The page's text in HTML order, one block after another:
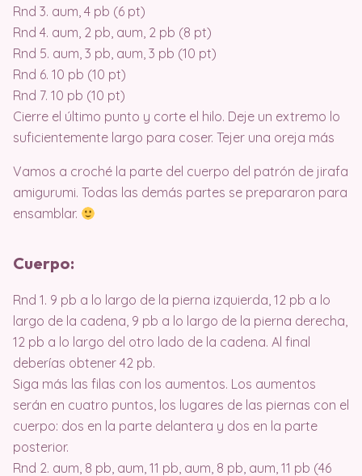
Rnd 3. aum, 4 pb (6 pt)
Rnd 4. aum, 2 pb, aum, 2 pb (8 pt)
Rnd 5. aum, 3 pb, aum, 3 pb (10 pt)
Rnd 6. 10 pb (10 pt)
Rnd 7. 10 pb (10 pt)
Cierre el último punto y corte el hilo. Deje un extremo lo
suficientemente largo para coser. Tejer una oreja más
Vamos a croché la parte del cuerpo del patrón de jirafa
amigurumi. Todas las demás partes se prepararon para
ensamblar.
Cuerpo:
Rnd 1. 9 pb a lo largo de la pierna izquierda, 12 pb a lo
largo de la cadena, 9 pb a lo largo de la pierna derecha,
12 pb a lo largo del otro lado de la cadena. Al final
deberías obtener 42 pb.
Siga más las filas con los aumentos. Los aumentos
serán en cuatro puntos, los lugares de las piernas con el
cuerpo: dos en la parte delantera y dos en la parte
posterior.
Rnd 2. aum, 8 pb, aum, 11 pb, aum, 8 pb, aum, 11 pb (46